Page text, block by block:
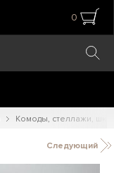
0
Комоды, стеллажи,
Следующий